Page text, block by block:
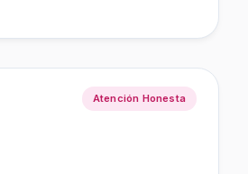
Atención Honesta